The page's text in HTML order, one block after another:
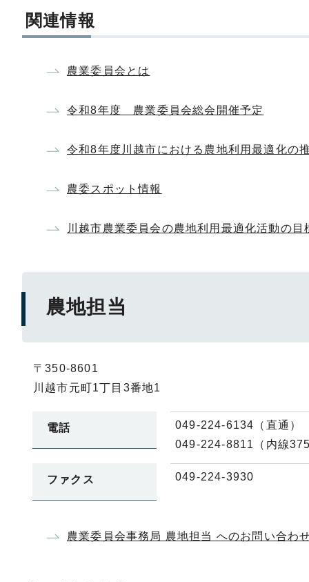
関連情報
農業委員会とは
令和8年度 農業委員会総会開催予定
令和8年度川越市における農地利用最適化の
農委スポット情報
川越市農業委員会の農地利用最適化活動の目
農地担当
〒350-8601
川越市元町1丁目3番地1
電話
049-224-6134（直通）
049-224-8811（内線
ファクス 049-224-3930
農業委員会事務局 農地担当 へのお問い合わ